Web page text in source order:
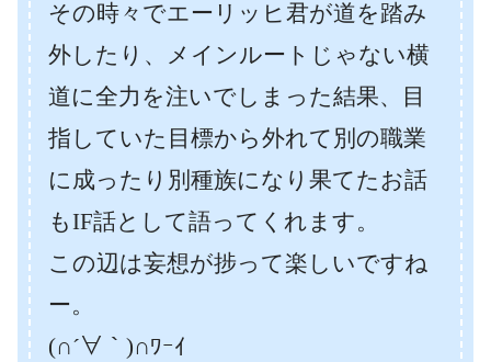
その時々でエーリッヒ君が道を踏み
外したり、メインルートじゃない横
道に全力を注いでしまった結果、目
指していた目標から外れて別の職業
に成ったり別種族になり果てたお話
もIF話として語ってくれます。
この辺は妄想が捗って楽しいですね
ー。
(∩´∀｀)∩ﾜｰｲ